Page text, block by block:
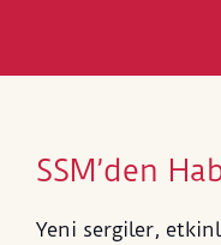
SSM’den
Yeni sergiler,